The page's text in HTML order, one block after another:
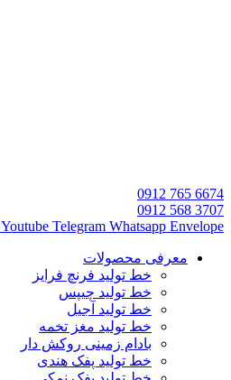
6674 765 0912
3707 568 0912
Youtube Telegram Whatsapp Envelope
معرفی محصولات
خط تولید فرنچ فرایز
خط تولید چیپس
خط تولید آجیل
خط تولید مغز تخمه
بادام زمینی روکش دار
خط تولید پفک هندی